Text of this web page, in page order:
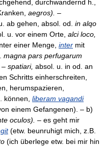
durchwandernd h.,
aegros). –
ab gehen, absol. od. in alqo
u. vor einem Orte, alci loco,
einer Menge, inter mit
magna pars perfugarum
spatiari, absol. u. in od. an
Schritts einherschreiten,
herumspazieren,
können, liberam vagandi
einem Gefangenen). – b)
oculos). – es geht mir
(etw. beunruhigt mich, z.B.
(ich überlege etw. bei mir hin